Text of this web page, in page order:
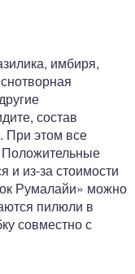
имбиря,
состав
При этом все
и из-за стоимости
Румалайи» можно
пилюли в
совместно с